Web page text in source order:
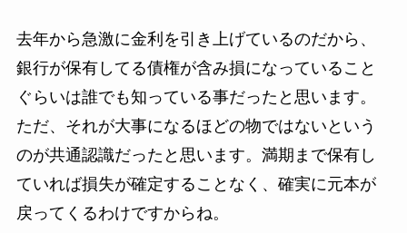
去年から急激に金利を引き上げているのだから、
銀行が保有してる債権が含み損になっていること
ぐらいは誰でも知っている事だったと思います。
ただ、それが大事になるほどの物ではないという
のが共通認識だったと思います。満期まで保有し
ていれば損失が確定することなく、確実に元本が
戻ってくるわけですからね。